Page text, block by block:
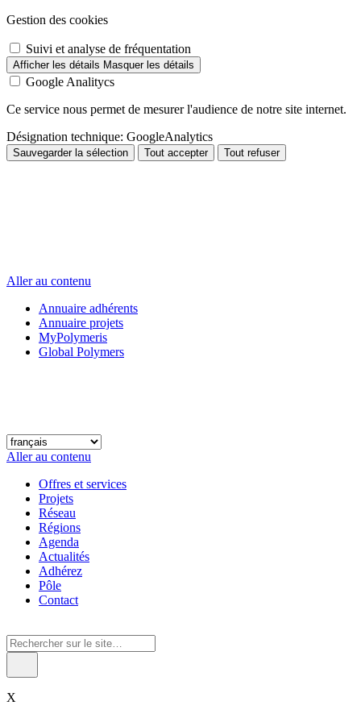
Gestion des cookies
Suivi et analyse de fréquentation
Afficher les détails Masquer les détails
Google Analitycs
Ce service nous permet de mesurer l'audience de notre site internet.
Désignation technique: GoogleAnalytics
Sauvegarder la sélection Tout accepter Tout refuser
Aller au contenu
Annuaire adhérents
Annuaire projets
MyPolymeris
Global Polymers
Aller au contenu
Offres et services
Projets
Réseau
Régions
Agenda
Actualités
Adhérez
Pôle
Contact
X